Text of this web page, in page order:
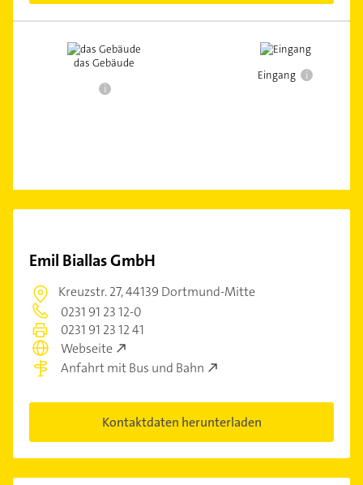
das Gebäude
i
Eingang i
Emil Biallas GmbH
Kreuzstr. 27,44139 Dortmund-Mitte
0231 91 23 12-0
0231 91 23 12 41
Webseite
Anfahrt mit Bus und Bahn
Kontaktdaten herunterladen